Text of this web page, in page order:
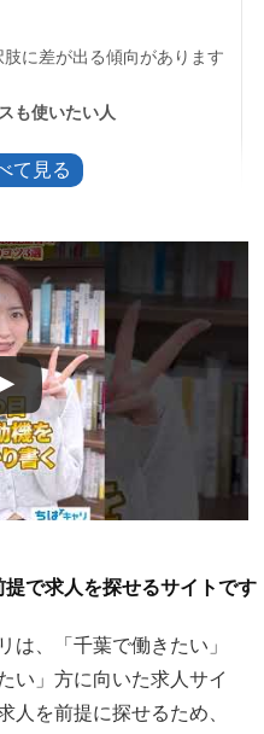
に差が出る傾向があります
も使いたい人
トは使い方が違います
報とメール受信設定を確認
経験の合い方を見ます
けて検索します
に少なくなります
で求人を探せるサイトです
は、「千葉で働きたい」
い」方に向いた求人サイ
人を前提に探せるため、